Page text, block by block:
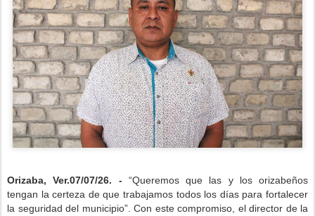
Orizaba, Ver.07/07/26. - “Queremos que las y los orizabeños
tengan la certeza de que trabajamos todos los días para fortalecer
la seguridad del municipio”. Con este compromiso, el director de la